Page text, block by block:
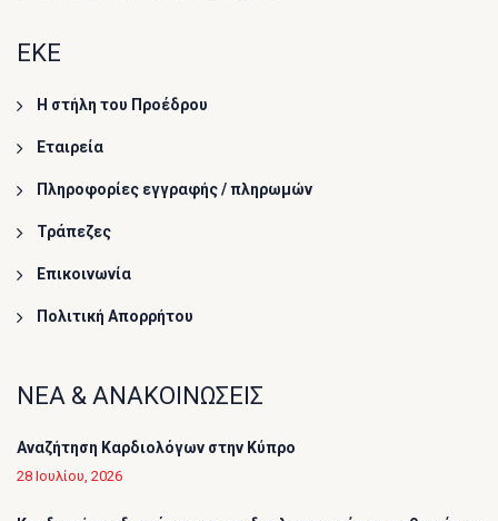
ΕΚΕ
Η στήλη του Προέδρου
Εταιρεία
Πληροφορίες εγγραφής / πληρωμών
Τράπεζες
Επικοινωνία
Πολιτική Απορρήτου
ΝΕΑ & ΑΝΑΚΟΙΝΩΣΕΙΣ
Αναζήτηση Καρδιολόγων στην Κύπρο
28 Ιουλίου, 2026